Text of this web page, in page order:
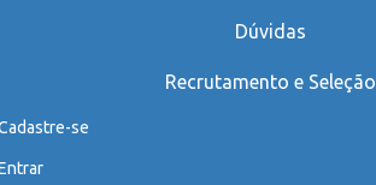
Dúvidas
Recrutamento e Seleção
se